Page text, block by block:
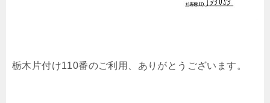
栃木片付け110番のご利用、ありがとうございます。